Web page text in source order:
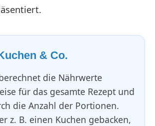
& Co.
die Nährwerte
für das gesamte Rezept und
die Anzahl der Portionen.
z. B. einen Kuchen gebacken,